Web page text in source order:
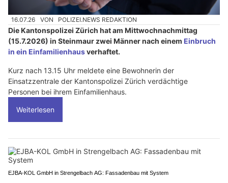
16.07.26 VON POLIZEI.NEWS REDAKTION
Die Kantonspolizei Zürich hat am Mittwochnachmittag
(15.7.2026) in Steinmaur zwei Männer nach einem Einbruch
in ein Einfamilienhausverhaftet.
Kurz nach 13.15 Uhr meldete eine Bewohnerin der
Einsatzzentrale der Kantonspolizei Zürich verdächtige
Personen bei ihrem Einfamilienhaus.
Weiterlesen
EJBA-KOL GmbH in Strengelbach AG: Fassadenbau mit System